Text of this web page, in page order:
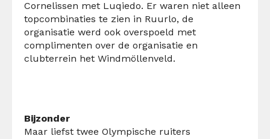
Cornelissen met Luqiedo. Er waren niet alleen
topcombinaties te zien in Ruurlo, de
organisatie werd ook overspoeld met
complimenten over de organisatie en
clubterrein het Windmöllenveld.
Bijzonder
Maar liefst twee Olympische ruiters